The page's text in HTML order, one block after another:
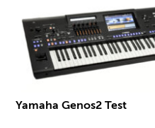
Yamaha Genos2 Test